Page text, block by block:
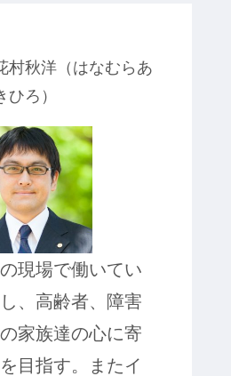
村秋洋（はなむらあ
ひろ）
現場で働いてい
、高齢者、障害
家族達の心に寄
目指す。またイ